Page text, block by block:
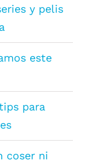
y pelis
este
para
coser ni